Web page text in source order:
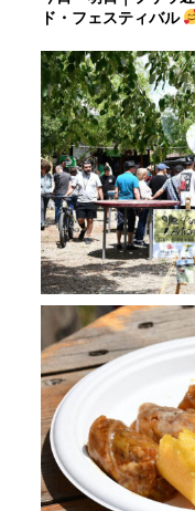
ド・フェスティバル